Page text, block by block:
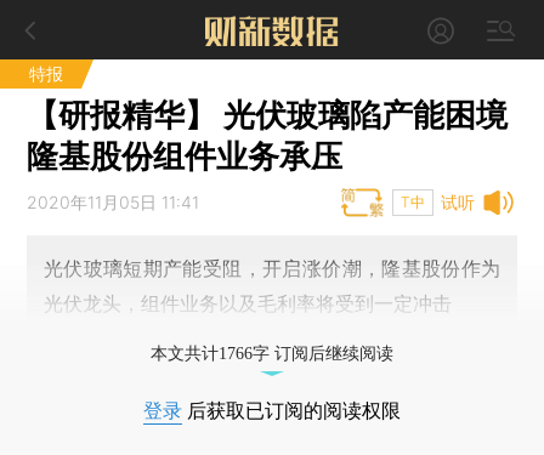
特报
【研报精华】 光伏玻璃陷产能困境
隆基股份组件业务承压
试听
2020年11月05日 11:41 T中
光伏玻璃短期产能受阻，开启涨价潮，隆基股份作为
光伏龙头，组件业务以及毛利率将受到一定冲击
本文共计1766字 订阅后继续阅读
登录 后获取已订阅的阅读权限